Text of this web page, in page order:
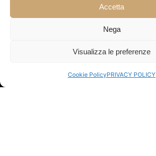
Accetta
Nega
Visualizza le preferenze
Cookie PolicyPRIVACY POLICY
Tel. +39 333 3428716